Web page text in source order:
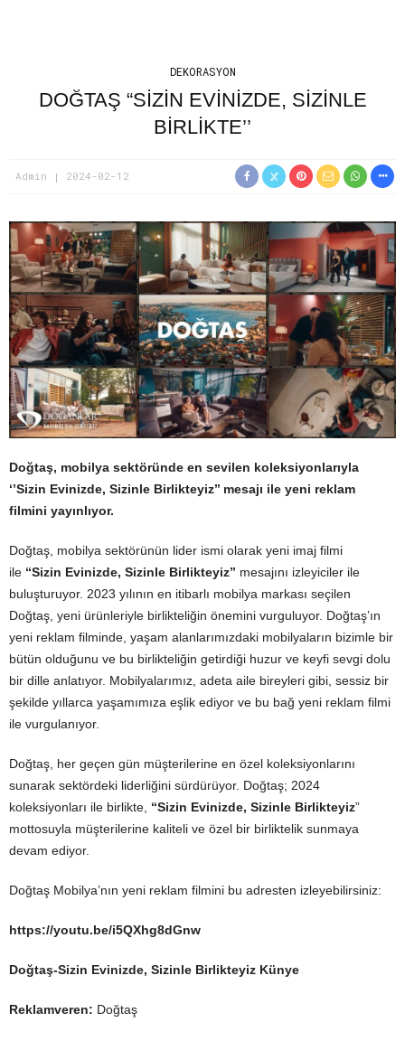
DEKORASYON
DOĞTAŞ “SİZİN EVİNİZDE, SİZİNLE
BİRLİKTE’’
Admin 2024-02-12
Doğtaş, mobilya sektöründe en sevilen koleksiyonlarıyla
‘’Sizin Evinizde, Sizinle Birlikteyiz’’ mesajı ile yeni reklam
filmini yayınlıyor.
Doğtaş, mobilya sektörünün lider ismi olarak yeni imaj filmi
ile “Sizin Evinizde, Sizinle Birlikteyiz” mesajını izleyiciler ile
buluşturuyor. 2023 yılının en itibarlı mobilya markası seçilen
Doğtaş, yeni ürünleriyle birlikteliğin önemini vurguluyor. Doğtaş’ın
yeni reklam filminde, yaşam alanlarımızdaki mobilyaların bizimle bir
bütün olduğunu ve bu birlikteliğin getirdiği huzur ve keyfi sevgi dolu
bir dille anlatıyor. Mobilyalarımız, adeta aile bireyleri gibi, sessiz bir
şekilde yıllarca yaşamımıza eşlik ediyor ve bu bağ yeni reklam filmi
ile vurgulanıyor.
Doğtaş, her geçen gün müşterilerine en özel koleksiyonlarını
sunarak sektördeki liderliğini sürdürüyor. Doğtaş; 2024
koleksiyonları ile birlikte, “Sizin Evinizde, Sizinle Birlikteyiz”
mottosuyla müşterilerine kaliteli ve özel bir birliktelik sunmaya
devam ediyor.
Doğtaş Mobilya’nın yeni reklam filmini bu adresten izleyebilirsiniz:
https://youtu.be/i5QXhg8dGnw
Doğtaş-Sizin Evinizde, Sizinle Birlikteyiz Künye
Reklamveren: Doğtaş